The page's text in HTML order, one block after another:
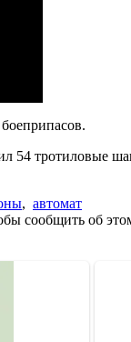
54 тротиловые
, автомат
сообщить об